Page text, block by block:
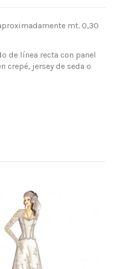
mt. 0,30
de línea recta con panel
crepé, jersey de seda o